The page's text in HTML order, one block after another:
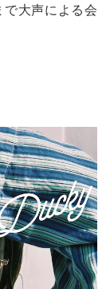
で大声による会